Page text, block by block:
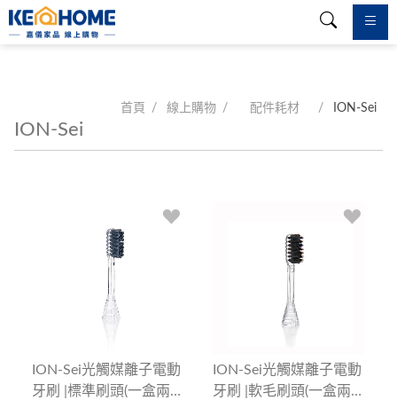
首頁 線上購物 配件耗材 ION-Sei
ION-Sei
ION-Sei光觸媒離子電動
牙刷 |標準刷頭(一盒兩
ION-Sei光觸媒離子電動
牙刷 |軟毛刷頭(一盒兩